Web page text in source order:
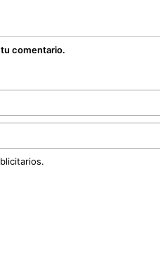
comentario.